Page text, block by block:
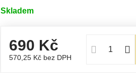
Skladem
690 Kč
570,25 Kč bez DPH